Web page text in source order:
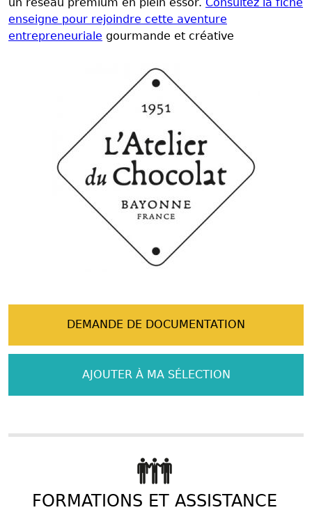
enseigne pour rejoindre cette aventure
entrepreneuriale gourmande et créative
DEMANDE DE DOCUMENTATION
AJOUTER À MA SÉLECTION
FORMATIONS ET ASSISTANCE